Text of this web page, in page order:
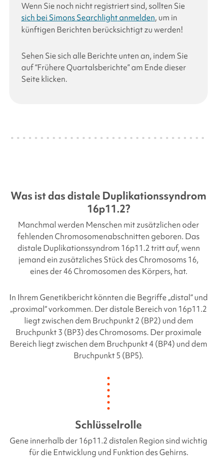
Wenn Sie noch nicht registriert sind, sollten Sie
sich bei Simons Searchlightanmelden, um in
künftigen Berichten berücksichtigt zu werden!
Sehen Sie sich alle Berichte unten an, indem Sie
auf “Frühere Quartalsberichte” am Ende dieser
Seite klicken.
Was ist das distale Duplikationssyndrom
16p11.2?
Manchmal werden Menschen mit zusätzlichen oder
fehlenden Chromosomenabschnitten geboren. Das
distale Duplikationssyndrom 16p11.2 tritt auf, wenn
jemand ein zusätzliches Stück des Chromosoms 16,
eines der 46 Chromosomen des Körpers, hat.
In Ihrem Genetikbericht könnten die Begriffe „distal“ und
„proximal“ vorkommen. Der distale Bereich von 16p11.2
liegt zwischen dem Bruchpunkt 2 (BP2) und dem
Bruchpunkt 3 (BP3) des Chromosoms. Der proximale
Bereich liegt zwischen dem Bruchpunkt 4 (BP4) und dem
Bruchpunkt 5 (BP5).
Schlüsselrolle
Gene innerhalb der16p11.2 distalen Regionsind wichtig
für die Entwicklung und Funktion des Gehirns.